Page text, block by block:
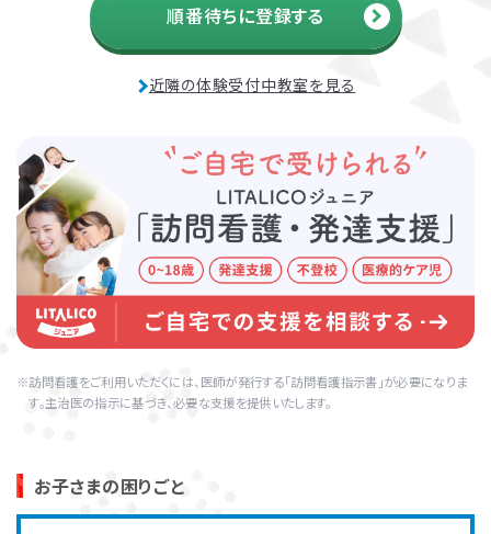
資料・体験授業のお問い合わせ
発達障害とは Q&A
個人情報保護方針 サイトマップ
順番待ちに登録する
近隣の体験受付中教室を見る
訪問看護をご利用いただくには、医師が発行する「訪問看護指示書」が必要になりま
す。主治医の指示に基づき、必要な支援を提供いたします。
お子さまの困りごと
高畑 脩平
作業療法士（OT）
著書『乳幼児期の感覚統合遊び』
『ADHDの子どもたち』『臨床 作業
療法』
発達に凸凹のあるお子さんへの
大川 真知子
未就学児の家族支援プログラム
の開発し、複数教室で実施。その
他、各教室の指導員育成に従事。
の養成。新人研修や一定期間の
市町村民税
課税世帯
前年度の年間所得
890万円
4,600円
前年度の年間所得
890万円
までの世帯